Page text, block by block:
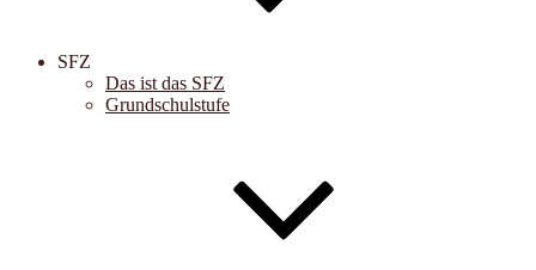
SFZ
Das ist das SFZ
Grundschulstufe